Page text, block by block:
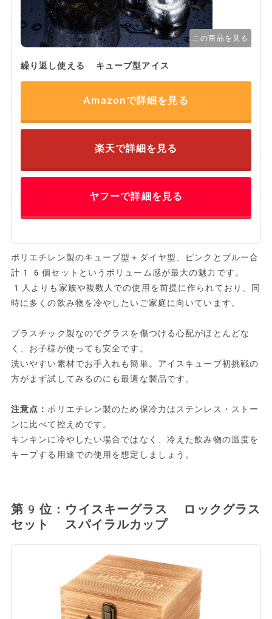
この商品を見る
繰り返し使える キューブ型アイス
Amazonで詳細を見る
楽天で詳細を見る
ヤフーで詳細を見る
ポリエチレン製のキューブ型＋ダイヤ型、ピンクとブルー合
計16個セットというボリューム感が最大の魅力です。
1人よりも家族や複数人での使用を前提に作られており、同
時に多くの飲み物を冷やしたいご家庭に向いています。
プラスチック製なのでグラスを傷つける心配がほとんどな
く、お子様が使っても安全です。
洗いやすい素材でお手入れも簡単。アイスキューブ初挑戦の
方がまず試してみるのにも最適な製品です。
注意点：ポリエチレン製のため保冷力はステンレス・ストー
ンに比べて控えめです。
キンキンに冷やしたい場合ではなく、冷えた飲み物の温度を
キープする用途での使用を想定しましょう。
第9位：ウイスキーグラス ロックグラス
セット スパイラルカップ